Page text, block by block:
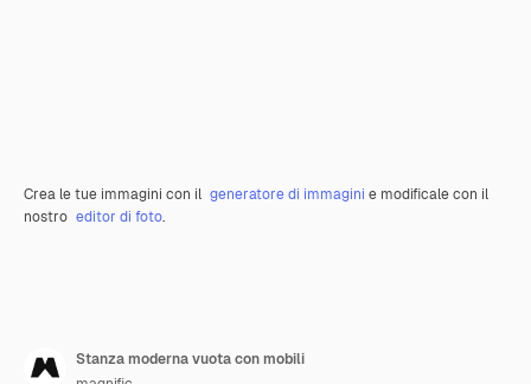
Crea le tue immagini con il generatore di immagini e modificale con il
nostro editor di foto.
Stanza moderna vuota con mobili